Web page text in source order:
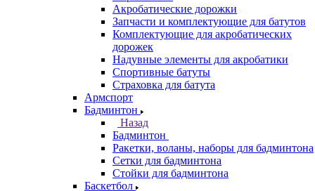
Акробатические дорожки
Запчасти и комплектующие для батутов
Комплектующие для акробатических
дорожек
Надувные элементы для акробатики
Спортивные батуты
Страховка для батута
Армспорт
Бадминтон
Назад
Бадминтон
Ракетки, воланы, наборы для бадминтона
Сетки для бадминтона
Стойки для бадминтона
Баскетбол